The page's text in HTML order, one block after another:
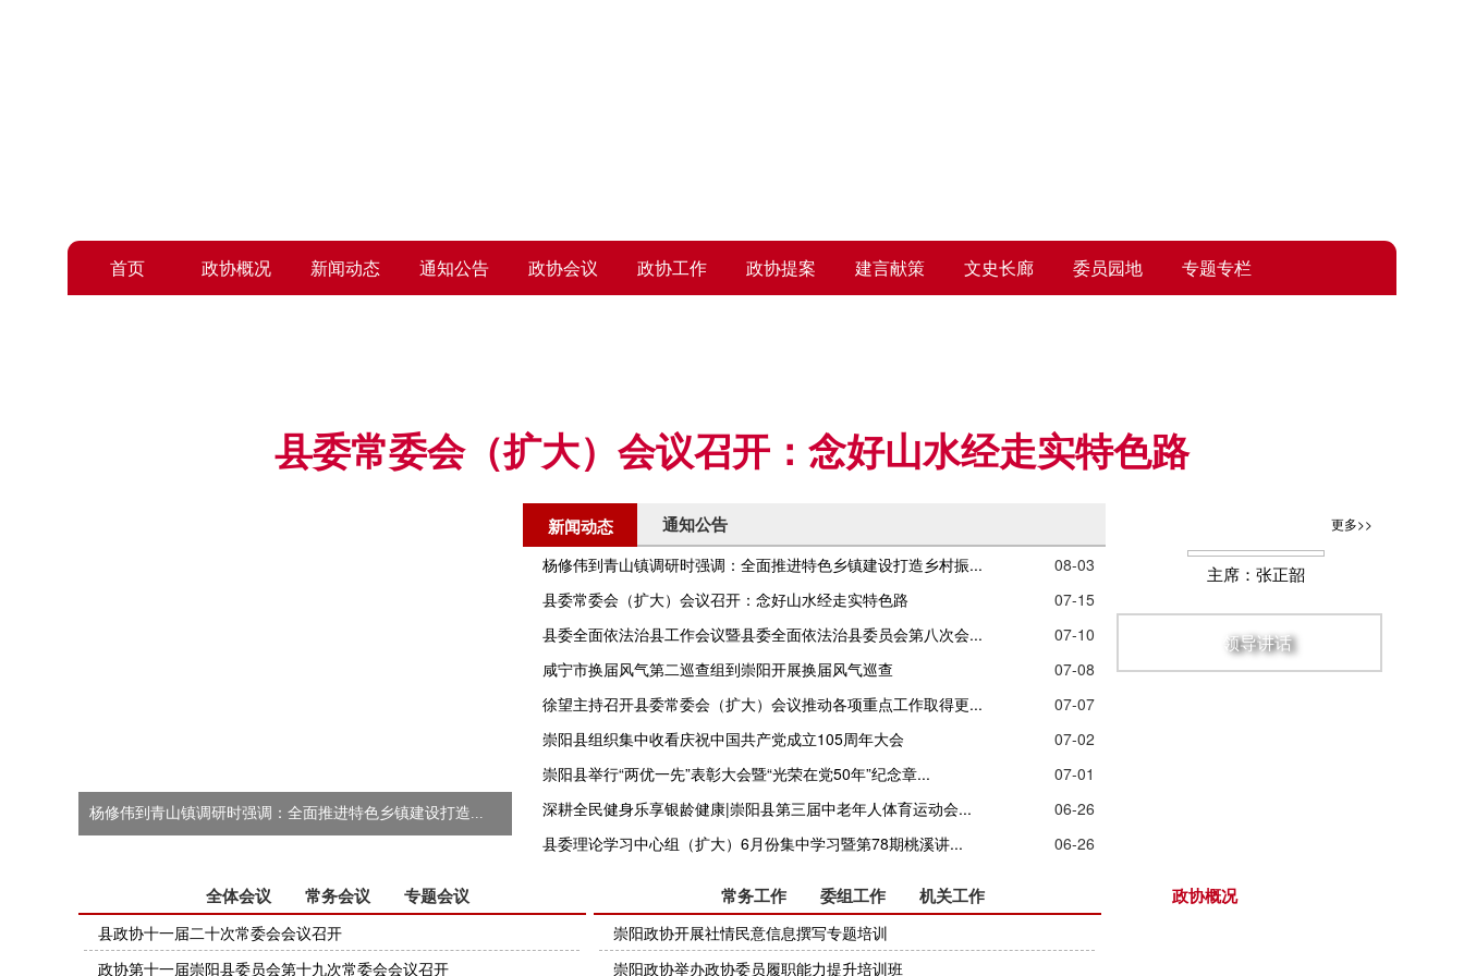
首页 政协概况 新闻动态 通知公告 政协会议 政协工作 政协提案 建言献策 文史长廊 委员园地 专题专栏
县委常委会（扩大）会议召开：念好山水经走实特色路
杨修伟到青山镇调研时强调：全面推进特色乡镇建设打造...
新闻动态 通知公告
08-03
杨修伟到青山镇调研时强调：全面推进特色乡镇建设打造乡村振...
07-15
县委常委会（扩大）会议召开：念好山水经走实特色路
07-10
县委全面依法治县工作会议暨县委全面依法治县委员会第八次会...
07-08
咸宁市换届风气第二巡查组到崇阳开展换届风气巡查
07-07
徐望主持召开县委常委会（扩大）会议推动各项重点工作取得更...
07-02
崇阳县组织集中收看庆祝中国共产党成立105周年大会
07-01
崇阳县举行“两优一先”表彰大会暨“光荣在党50年”纪念章...
06-26
深耕全民健身乐享银龄健康|崇阳县第三届中老年人体育运动会...
06-26
县委理论学习中心组（扩大）6月份集中学习暨第78期桃溪讲...
更多>>
全体会议 常务会议 专题会议
县政协十一届二十次常委会会议召开
政协第十一届崇阳县委员会第十九次常委会会议召开
常务工作 委组工作 机关工作
崇阳政协开展社情民意信息撰写专题培训
崇阳政协举办政协委员履职能力提升培训班
政协概况